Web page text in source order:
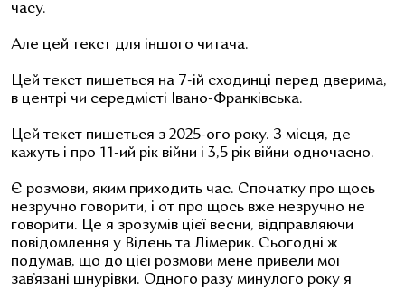
часу.
Але цей текст для іншого читача.
Цей текст пишеться на 7-ій сходинці перед дверима,
в центрі чи середмісті Івано-Франківська.
Цей текст пишеться з 2025-ого року. З місця, де
кажуть і про 11-ий рік війни і 3,5 рік війни одночасно.
Є розмови, яким приходить час. Спочатку про щось
незручно говорити, і от про щось вже незручно не
говорити. Це я зрозумів цієї весни, відправляючи
повідомлення у Відень та Лімерик. Сьогодні ж
подумав, що до цієї розмови мене привели мої
зав’язані шнурівки. Одного разу минулого року я